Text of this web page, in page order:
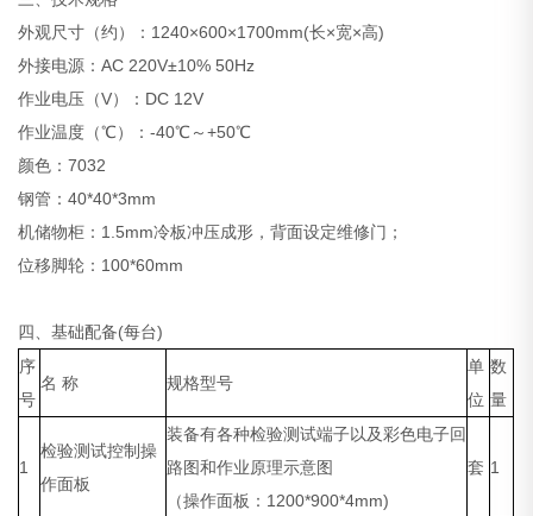
外观尺寸（约）：1240×600×1700mm(长×宽×高)
外接电源：AC 220V±10% 50Hz
作业电压（V）：DC 12V
作业温度（℃）：-40℃～+50℃
颜色：7032
钢管：40*40*3mm
机储物柜：1.5mm冷板冲压成形，背面设定维修门；
位移脚轮：100*60mm
四、基础配备(每台)
序
号
名 称 规格型号
单
位
数
量
1
检验测试控制操
作面板
装备有各种检验测试端子以及彩色电子回
路图和作业原理示意图
（操作面板：1200*900*4mm)
套 1